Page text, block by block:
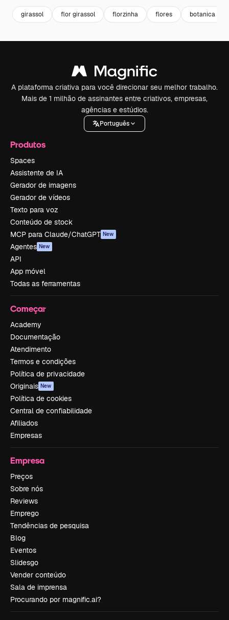
girassol flor girassol florzinha flores botanica
A plataforma criativa para você direcionar seu melhor trabalho.
Mais de 1 milhão de assinantes entre criativos, empresas,
agências e estúdios.
Português
Produtos
Spaces
Assistente de IA
Gerador de imagens
Gerador de vídeos
Texto para voz
Conteúdo de stock
MCP para Claude/ChatGPT New
Agentes New
API
App móvel
Todas as ferramentas
Começar
Academy
Documentação
Atendimento
Termos e condições
Política de privacidade
Originais New
Política de cookies
Central de confiabilidade
Afiliados
Empresas
Empresa
Preços
Sobre nós
Reviews
Emprego
Tendências de pesquisa
Blog
Eventos
Slidesgo
Vender conteúdo
Sala de imprensa
Procurando por magnific.ai?